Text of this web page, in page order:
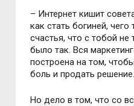
– Интернет кишит
как стать богиней, чего
счастья, что с тобой не
было так. Вся
построена на том,
боль и продать решение.
Но дело в том, что со